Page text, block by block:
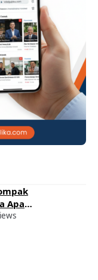
Apa